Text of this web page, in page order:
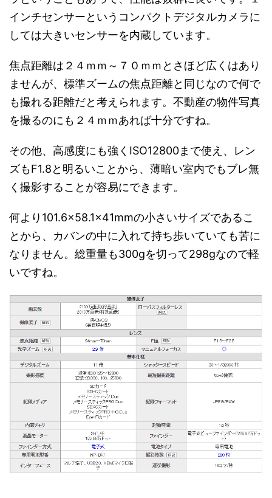
インチセンサーというコンパクトデジタルカメラに
しては大きいセンサーを内蔵しています。
焦点距離は２４ｍｍ～７０ｍｍとさほど広くはあり
ませんが、標準ズームの焦点距離と同じなので何で
も撮れる距離だと考えられます。不動産の物件写真
を撮るのにも２４ｍｍあれば十分ですね。
その他、高感度にも強くISO12800まで使え、レン
ズもF1.8と明るいことから、薄暗い室内でもブレ無
く撮影することが容易にできます。
何より101.6×58.1×41mmの小さいサイズであるこ
とから、カバンの中に入れて持ち歩いていても苦に
なりません。総重量も300gを切って298gなので軽
いですね。